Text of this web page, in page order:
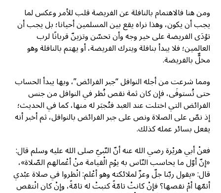
ومن هنا فالاهتمام بالنافلة عن الفريضة قلب للأمر وعكس لما
يجب أن يكون، وهذا نراه يقع بين المسلمين أحيانا؛ بل يجب أن
تؤدَى الفريضة على خير وجه وأن تحسّن وتزينّ قربانًا لرب
العالمين؛ فلا يبدأ بنافلة ويترك الفريضة، أو يهتم بالنافلة وهو
مخلٌّ بالفريضة.
ومما شرعت من أجله النوافل “جبر الفرائض”، وبها يبدأ الحساب
حتى تُستوفَى، فإن كان ثمة نقص نُظر في النوافل من جنس
الفرائض التي اختلت عند العبد فتُجبَر له منها، كما في الحديث؛
إذ نصّ على الصلاة ونص على جبر الفرائض بالنوافل، ثم أخبر أنه
يفعل بسائر عمله كذلك.
فعنْ أبي هريْرة رضي الله عنه أنّ النّبيّ صلى الله عليه وسلم قال:
«إنّ أوّل ما يحاسب النّاس به يوْم الْقيامة منْ أعْمالهم الصّلاة»،
قال: «يقول ربّنا جلّ وعزّ لملائكته وهو أعْلم: انْظروا في صلاة عبْدي
أتمّها أمْ نقصها؟ فإنْ كانتْ تامّةً كتبتْ له تامّةً، وإنْ كان انْتقص